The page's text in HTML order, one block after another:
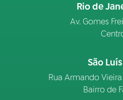
Rio de
Av. Gomes
São
Rua Armando Vieira
Bairro de